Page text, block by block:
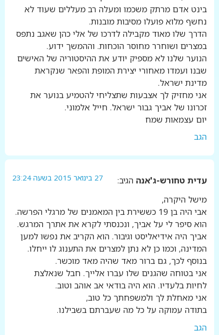
בינט אדם מרתק משכמו ומעלה רב מעללים שעוד לא
נחשף מלוא פועלו מסיבות מובנות.
הדרך שלו מאוד מקבילה לדרכו של אלי כהן שאגב נתפס
במצרים ושוחרר מחוסר הוכחות. וההמשך ידוע.
הנוער שלנו לא מספיק יודע את ההיסטוריה של האישים
שבנו ועמדו מאחורי יצירת המופת והפאר שנקראת
מדינת ישראל.
אני מחזיק לך אצבעות שתצליחי להטמיע בנוער את
זכרונו של אביך גבור ישראל. חייל אלמוני.
יום עצמאות שמח
הגב
עדית טחורש-ג'אנה הגיב: 27 בינואר 2015 בשעה 23:24
מישל היקרה,
אבי היה בן 19 כששירת בין המאמנים של מרגלי הפרשה.
הוא סיפר לי על אביך, ונכנסתי לקרא את אתרך המרגש.
אביך היה אידיאליסט וגיבור. הוא הקריב את נפשו למען
המדינה, וכמו כן לא נתן למצרים את התענוג לו ייחלו.
בנוסף לכך, גם ברור מאד שהיה מאד מוכשר.
אני בטוחה שהגנים שלו עברו אלייך. חבל שנאלצת
לחיות בלעדיו. הוא היה בודאי אב אוהב וטוב.
אני מאחלת לך ולמשפחתך כל טוב,
בתודה עמוקה על כל מה שעברתם בשבילנו.
הגב